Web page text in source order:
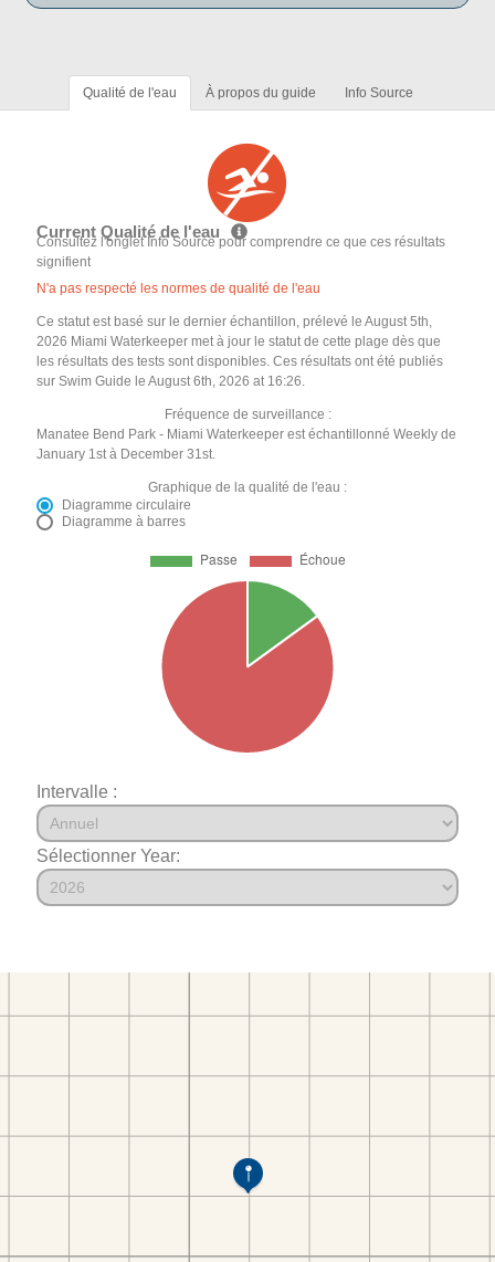
Qualité de l'eau À propos du guide Info Source
Current Qualité de l'eau
Consultez l'onglet Info Source pour comprendre ce que ces résultats
signifient
N'a pas respecté les normes de qualité de l'eau
Ce statut est basé sur le dernier échantillon, prélevé le August 5th,
2026 Miami Waterkeeper met à jour le statut de cette plage dès que
les résultats des tests sont disponibles. Ces résultats ont été publiés
sur Swim Guide le August 6th, 2026 at 16:26.
Fréquence de surveillance :
Manatee Bend Park - Miami Waterkeeper est échantillonné Weekly de
January 1st à December 31st.
Graphique de la qualité de l'eau :
Diagramme circulaire
Diagramme à barres
Intervalle :
Sélectionner Year: